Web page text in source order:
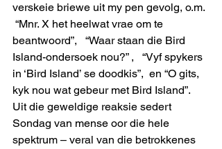
verskeie briewe uit my pen gevolg, o.m.
“Mnr. X het heelwat vrae om te
beantwoord”,   “Waar staan die Bird
Island-ondersoek nou?” ,   “Vyf spykers
in ‘Bird Island’ se doodkis”,  en “O gits,
kyk nou wat gebeur met Bird Island”.
Uit die geweldige reaksie sedert
Sondag van mense oor die hele
spektrum – veral van die betrokkenes